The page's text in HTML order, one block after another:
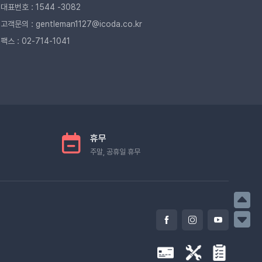
대표번호 : 1544 -3082
고객문의 : gentleman1127@icoda.co.kr
팩스 : 02-714-1041
휴무
주말, 공휴일 휴무